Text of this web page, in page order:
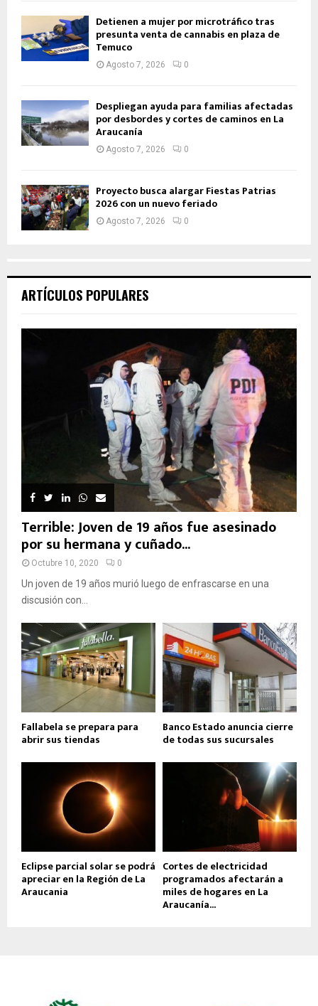
Detienen a mujer por microtráfico tras
presunta venta de cannabis en plaza de
Temuco
Agosto 7, 2026 0
Despliegan ayuda para familias afectadas
por desbordes y cortes de caminos en La
Araucanía
Agosto 7, 2026 0
Proyecto busca alargar Fiestas Patrias
2026 con un nuevo feriado
Agosto 7, 2026 0
ARTÍCULOS POPULARES
Terrible: Joven de 19 años fue asesinado
por su hermana y cuñado...
Octubre 10, 2020 0
Un joven de 19 años murió luego de enfrascarse en una
discusión con...
Fallabela se prepara para
abrir sus tiendas
Banco Estado anuncia cierre
de todas sus sucursales
Eclipse parcial solar se podrá
apreciar en la Región de La
Araucania
Cortes de electricidad
programados afectarán a
miles de hogares en La
Araucanía...